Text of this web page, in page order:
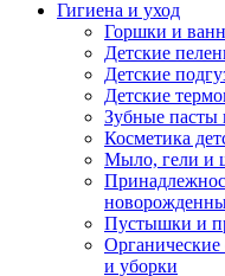
Гигиена и уход
Горшки и
Детские
Детские
Детские
Зубные пасты
Косметика
Мыло, гели и
Пустышки и
Органические
и уборки